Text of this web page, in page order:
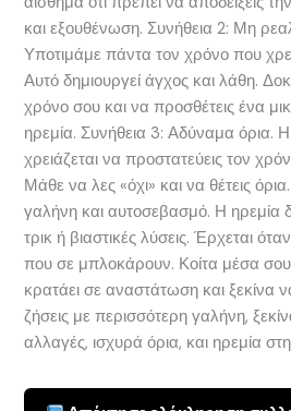
και εξουθένωση. Συνήθεια 2: Μη
Υποτιμάμε πάντα τον χρόνο που
Αυτό δημιουργεί άγχος και λάθη.
χρόνο σου και να προσθέτεις ένα
ηρεμία. Συνήθεια 3: Αδύναμα όρια.
χρειάζεται να προστατεύεις τον
Μάθε να λες «όχι» και να θέτεις
γαλήνη και αυτοσεβασμό. Η ηρεμία
τρικ ή βιαστικές λύσεις. Έρχεται
που σε μπλοκάρουν. Κοίτα μέσα
κρατάει σε αναστάτωση και ξεκίνα
ζήσεις με περισσότερη γαλήνη,
αλλαγές, ισχυρά όρια, και ηρεμία